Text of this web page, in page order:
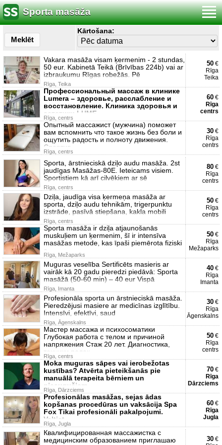
Sporta masāža
Meklēt
Kārtošana:
Vakara masāža visam ķermenim - 2 stundas,
50 eur. Kabinetā Teikā (Brīvības 224b) vai ar
izbraukumu Rīgas robežās. Pē
Rīga, Teika
50 €
Rīga
Teika
Профессиональный массаж в клинике
Lumera – здоровье, расслабление и
восстановление. Клиника здоровья и
эстетики LUME
Rīga, centrs
60 €
Rīga
centrs
Опытный массажист (мужчина) поможет
вам вспомнить что такое жизнь без боли и
ощутить радость и полноту движения.
Спортив
Rīga, centrs
30 €
Rīga
centrs
Sporta, ārstnieciskā dziļo audu masāža. 2st
jaudīgas Masāžas-80E. Ieteicams visiem.
Sportistiem kā arī cilvēkiem ar sē
Rīga, centrs
80 €
Rīga
centrs
Dziļa, jaudīga visa ķermeņa masāža ar
sporta, dziļo audu tehnikām, trigerpunktu
izstrāde, pasīvā stiepšana, kakla mobili
Rīga, centrs
50 €
Rīga
centrs
Sporta masāža ir dziļa atjaunošanās
muskuļiem un ķermenim, šī ir intensīva
masāžas metode, kas īpaši piemērota fiziski
a
Rīga, Mežaparks
50 €
Rīga
Mežaparks
Muguras veselība Sertificēts masieris ar
vairāk kā 20 gadu pieredzi piedāvā: Sporta
masāžā (50-60 min) – 40 eur Vispā
Rīga, Imanta
40 €
Rīga
Imanta
Profesionāla sporta un ārstnieciskā masāža.
Pieredzējusi masiere ar medicīnas izglītību.
Intensīvi, efektīvi, saud
Rīga, Āgenskalns
30 €
Rīga
Āgenskalns
Мастер массажа и психосоматики
Глубокая работа с телом и причиной
напряжения Стаж 20 лет. Диагностика,
техники релак
Rīga, centrs
50 €
Rīga
centrs
Moka muguras sāpes vai ierobežotas
kustības? Atvērta pieteikšanās pie
manuālā terapeita bērniem un
pieaugušiem.
Rīga, Dārzciems
70 €
Rīga
Dārzciems
Profesionālas masāžas, sejas ādas
kopšanas procedūras un vaksācija Spa
Fox Tikai profesionāli pakalpojumi.
Veltiet
Rīga, Jugla
60 €
Rīga
Jugla
Квалифицированная массажистка с
медицинским образованием приглашаю
30 €